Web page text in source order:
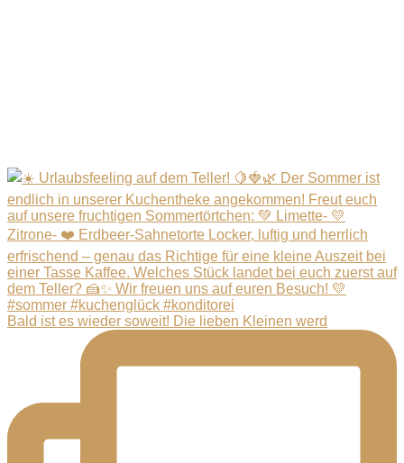
Bald ist es wieder soweit! Die lieben Kleinen werd